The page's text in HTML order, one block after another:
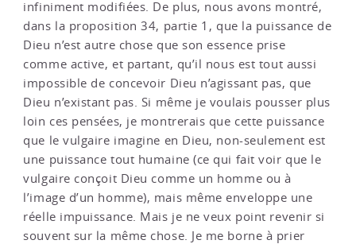
infiniment modifiées. De plus, nous avons montré,
dans la proposition 34, partie 1, que la puissance de
Dieu n’est autre chose que son essence prise
comme active, et partant, qu’il nous est tout aussi
impossible de concevoir Dieu n’agissant pas, que
Dieu n’existant pas. Si même je voulais pousser plus
loin ces pensées, je montrerais que cette puissance
que le vulgaire imagine en Dieu, non-seulement est
une puissance tout humaine (ce qui fait voir que le
vulgaire conçoit Dieu comme un homme ou à
l’image d’un homme), mais même enveloppe une
réelle impuissance. Mais je ne veux point revenir si
souvent sur la même chose. Je me borne à prier